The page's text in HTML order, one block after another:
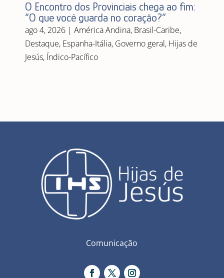
O Encontro dos Provinciais chega ao fim:
“O que você guarda no coração?”
ago 4, 2026| América Andina, Brasil-Caribe,
Destaque, Espanha-Itália, Governo geral, Hijas de
Jesús, Índico-Pacífico
Comunicação